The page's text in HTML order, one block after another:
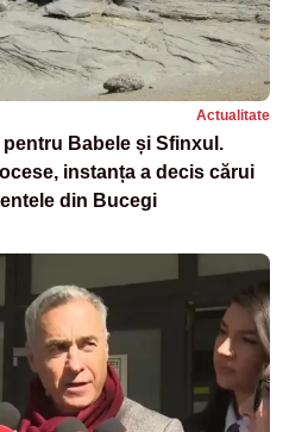
Actualitate
Babele și Sfinxul.
instanța a decis cărui
din Bucegi